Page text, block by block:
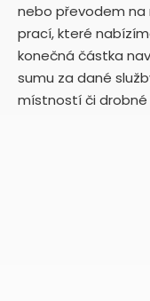
nebo převodem na
prací, které
konečná částka
sumu za dané
místností či drobné